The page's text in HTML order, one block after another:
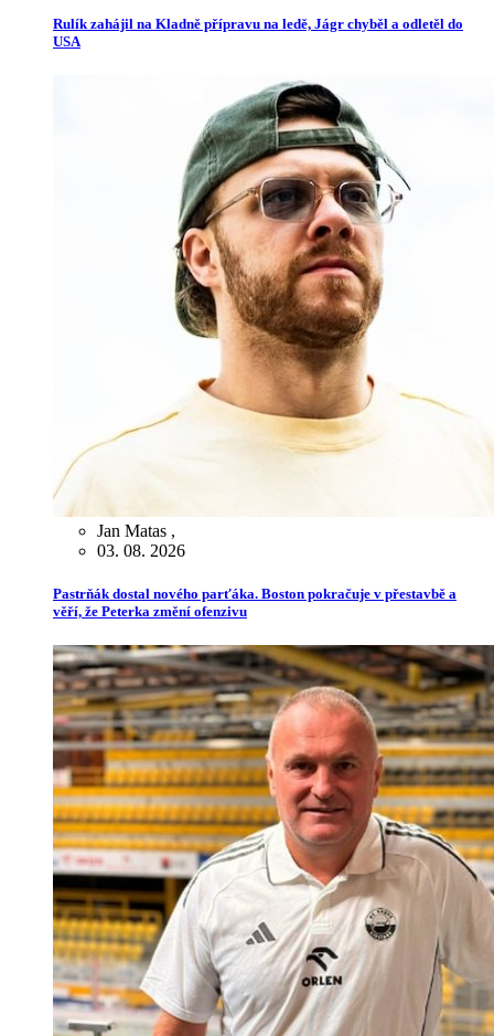
Rulík zahájil na Kladně přípravu na ledě, Jágr chyběl a odletěl do
USA
Jan Matas ,
03. 08. 2026
Pastrňák dostal nového parťáka. Boston pokračuje v přestavbě a
věří, že Peterka změní ofenzivu